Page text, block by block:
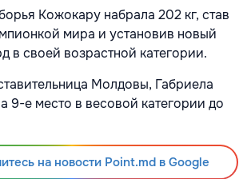
Кожокару набрала 202 кг, став
мира и установив новый
в своей возрастной категории.
Молдовы, Габриела
9-е место в весовой категории до
на новости Point.md в Google